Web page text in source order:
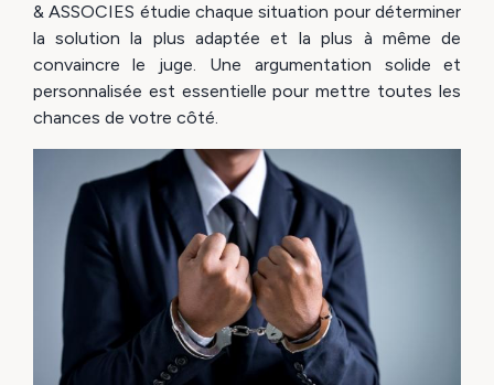
& ASSOCIES étudie chaque situation pour déterminer
la solution la plus adaptée et la plus à même de
convaincre le juge. Une argumentation solide et
personnalisée est essentielle pour mettre toutes les
chances de votre côté.